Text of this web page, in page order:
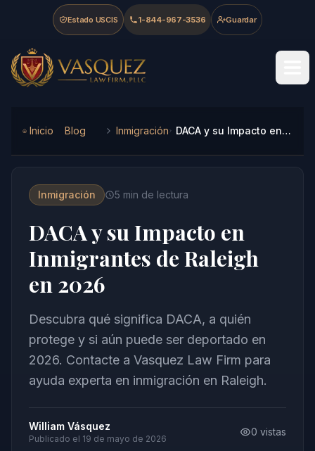
Skip to main content
Skip to navigation
Skip to footer
Estado USCIS 1-844-967-3536 Guardar
Vasquez Law Firm - Home
Inicio Blog Inmigración DACA y su Impacto en Inmigrantes de Raleigh en 2026
Inmigración 5 min de lectura
DACA y su Impacto en
Inmigrantes de Raleigh
en 2026
Descubra qué significa DACA, a quién
protege y si aún puede ser deportado en
2026. Contacte a Vasquez Law Firm para
ayuda experta en inmigración en Raleigh.
William Vásquez
Publicado el 19 de mayo de 2026
0 vistas